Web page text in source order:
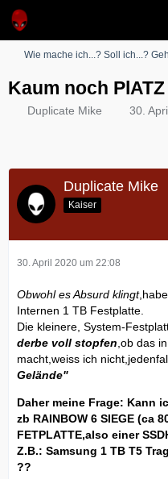
Wie mache ich...? Soll ich...?
Kaum noch PlATZ
Duplicate Mike 30.
Duplicate Mike
Kaiser
30. April 2020 um 22:08
Obwohl es Absurd klingt
Internen 1 TB Festplatte.
Die kleinere, System-
derbe voll stopfen ,ob das in
macht,weiss ich
Gelände"
Daher meine Frage: Kann
zb RAINBOW 6 SIEGE (ca
FETPLATTE,also einer
Z.B.: Samsung 1 TB T5
??